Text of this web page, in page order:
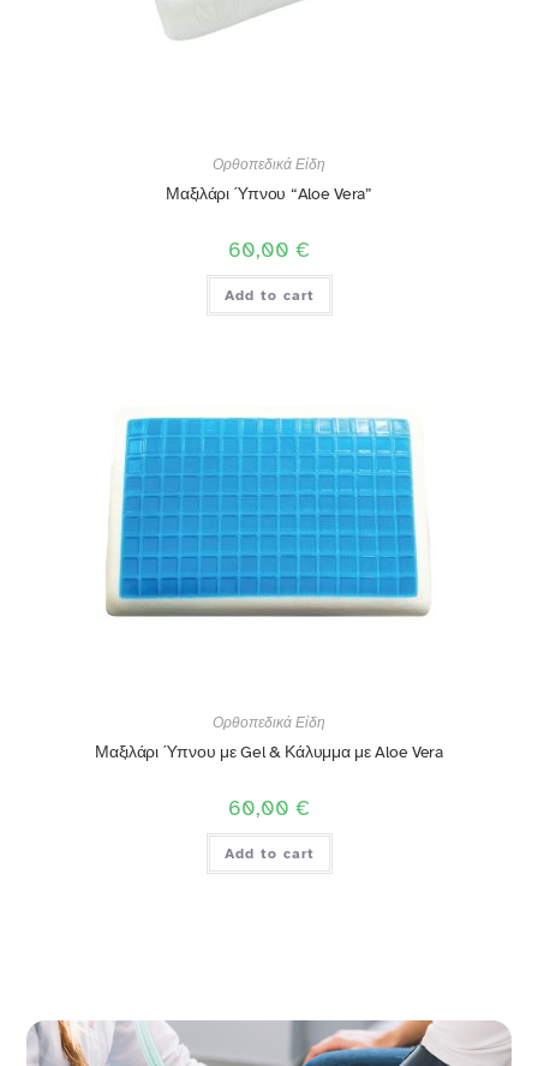
Ορθοπεδικά Είδη
Μαξιλάρι Ύπνου “Aloe Vera”
60,00 €
Add to cart
Ορθοπεδικά Είδη
Μαξιλάρι Ύπνου με Gel & Κάλυμμα με Aloe Vera
60,00 €
Add to cart